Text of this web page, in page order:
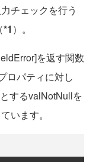
チェックを行う
*1 ）。
を返す関数
ロパティに対し
するvalNotNullを
います。